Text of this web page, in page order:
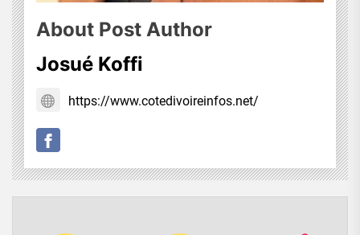
About Post Author
Josué Koffi
https://www.cotedivoireinfos.net/